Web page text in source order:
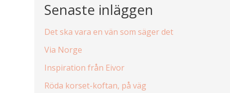
Senaste inläggen
Det ska vara en vän som säger det
Via Norge
Inspiration från Eivor
Röda korset-koftan, på väg